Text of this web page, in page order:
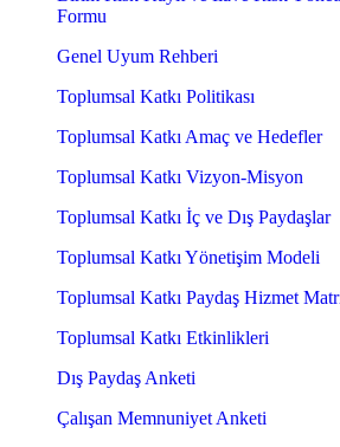
Formu
Genel Uyum Rehberi
Toplumsal Katkı Politikası
Toplumsal Katkı Amaç ve Hedefler
Toplumsal Katkı Vizyon-Misyon
Toplumsal Katkı İç ve Dış Paydaşlar
Toplumsal Katkı Yönetişim Modeli
Toplumsal Katkı Paydaş Hizmet
Toplumsal Katkı Etkinlikleri
Dış Paydaş Anketi
Çalışan Memnuniyet Anketi